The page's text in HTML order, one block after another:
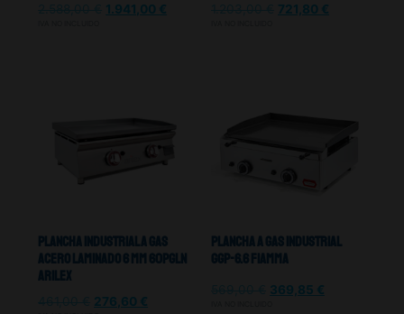
1.941,00 € 721,80 €
Plancha Industrial A Gas
Acero Laminado 6 mm 60PGLN
Arilex
276,60 €
Plancha A Gas Industrial
GGP-6.6 Fiamma
369,85 €